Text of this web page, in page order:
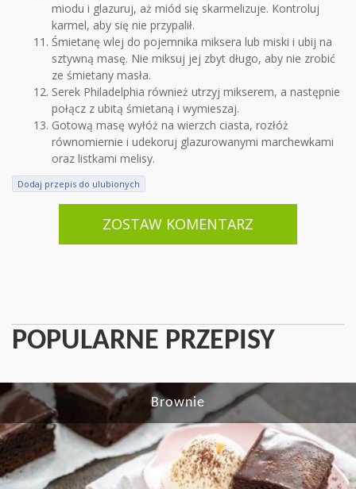
miodu i glazuruj, aż miód się skarmelizuje. Kontroluj
karmel, aby się nie przypalił.
Śmietanę wlej do pojemnika miksera lub miski i ubij na
sztywną masę. Nie miksuj jej zbyt długo, aby nie zrobić
ze śmietany masła.
Serek Philadelphia również utrzyj mikserem, a następnie
połącz z ubitą śmietaną i wymieszaj.
Gotową masę wyłóż na wierzch ciasta, rozłóż
równomiernie i udekoruj glazurowanymi marchewkami
oraz listkami melisy.
Dodaj przepis do ulubionych
ZOSTAW KOMENTARZ
POPULARNE PRZEPISY
Brownie